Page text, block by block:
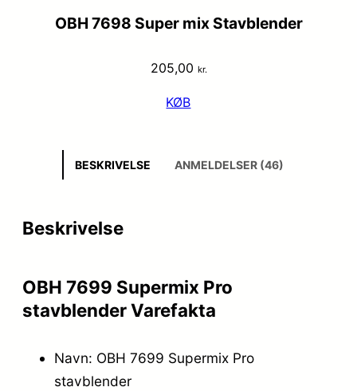
OBH 7698 Super mix Stavblender
205,00 kr.
KØB
BESKRIVELSE ANMELDELSER (46)
Beskrivelse
OBH 7699 Supermix Pro
stavblender Varefakta
Navn: OBH 7699 Supermix Pro
stavblender